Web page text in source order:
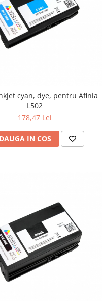
cyan, dye, pentru Afinia
L502
178,47 Lei
IN COS